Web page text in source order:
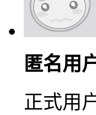
匿名用
正式用